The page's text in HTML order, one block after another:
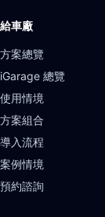
給車廠
方案總覽
iGarage 總覽
使用情境
方案組合
導入流程
案例情境
預約諮詢